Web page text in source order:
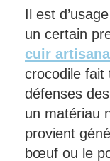
Il est
un certain
cuir artisanal
crocodile fait
défenses
un matériau
provient
bœuf ou le